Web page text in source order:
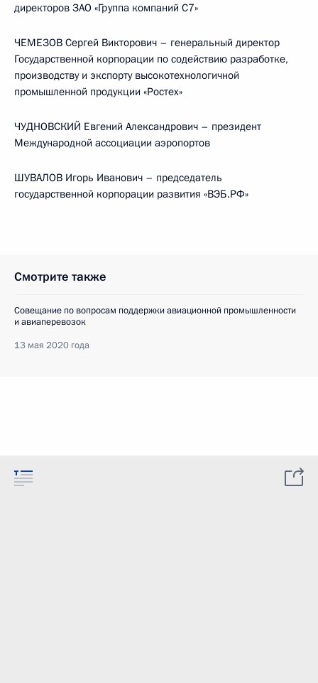
директоров ЗАО «Группа компаний С7»
ЧЕМЕЗОВ Сергей Викторович – генеральный директор
Государственной корпорации по содействию разработке,
производству и экспорту высокотехнологичной
промышленной продукции «Ростех»
ЧУДНОВСКИЙ Евгений Александрович – президент
Международной ассоциации аэропортов
ШУВАЛОВ Игорь Иванович – председатель
государственной корпорации развития «ВЭБ.РФ»
Смотрите также
Совещание по вопросам поддержки авиационной промышленности
и авиаперевозок
13 мая 2020 года